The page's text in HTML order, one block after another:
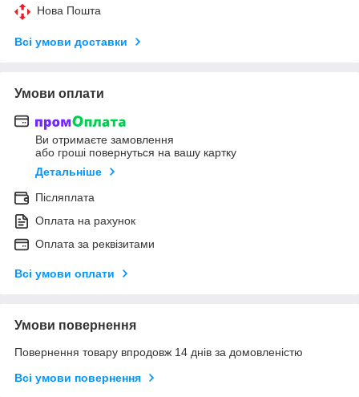
Нова Пошта
Всі умови доставки
Умови оплати
Ви отримаєте замовлення
або гроші повернуться на вашу картку
Детальніше
Післяплата
Оплата на рахунок
Оплата за реквізитами
Всі умови оплати
Умови повернення
Повернення товару впродовж 14 днів за домовленістю
Всі умови повернення